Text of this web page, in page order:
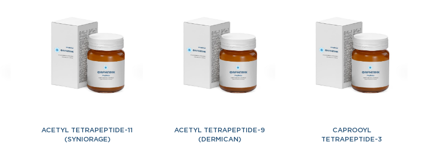
ACETYL TETRAPEPTIDE-11
(SYNIORAGE)
ACETYL TETRAPEPTIDE-9
(DERMICAN)
CAPROOYL
TETRAPEPTIDE-3